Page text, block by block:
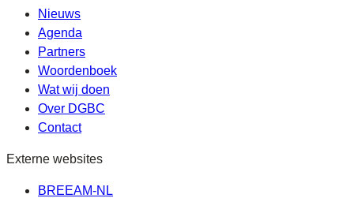
Nieuws
Agenda
Partners
Woordenboek
Wat wij doen
Over DGBC
Contact
Externe websites
BREEAM-NL